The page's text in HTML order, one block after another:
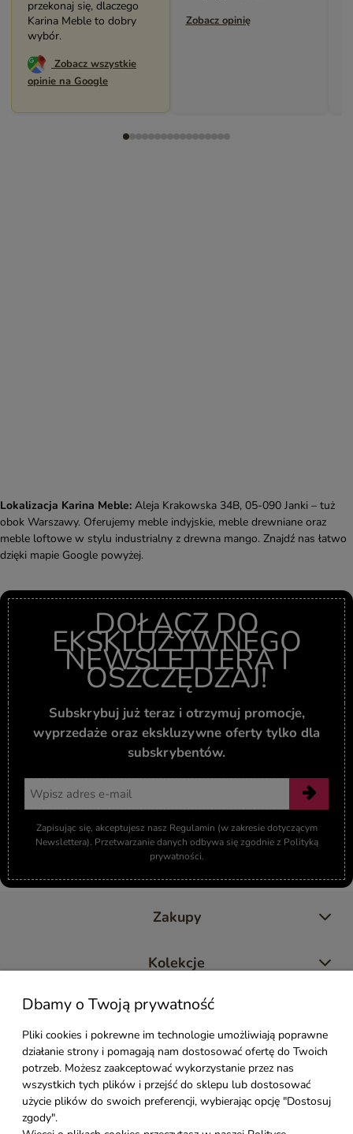
przekonaj się, dlaczego
Karina Meble to dobry
wybór.
Zobacz wszystkie
opinie na Google
Zobacz opinię
Lokalizacja Karina Meble: Aleja Krakowska 34B, 05-090 Janki – tuż
obok Warszawy. Oferujemy meble indyjskie, meble drewniane oraz
meble loftowe w stylu industrialny z drewna mango. Znajdź nas łatwo
dzięki mapie Google powyżej.
DOŁĄCZ DO
EKSKLUZYWNEGO
NEWSLETTERA I
OSZCZĘDZAJ!
Subskrybuj już teraz i otrzymuj promocje,
wyprzedaże oraz ekskluzywne oferty tylko dla
subskrybentów.
Zapisując się, akceptujesz nasz Regulamin (w zakresie dotyczącym
Newslettera). Przetwarzanie danych odbywa się zgodnie z Polityką
prywatności.
Zakupy
Kolekcje
Moje konto
Pomoc
Styl Mebli
Dbamy o Twoją prywatność
Pliki cookies i pokrewne im technologie umożliwiają poprawne
działanie strony i pomagają nam dostosować ofertę do Twoich
potrzeb. Możesz zaakceptować wykorzystanie przez nas
wszystkich tych plików i przejść do sklepu lub dostosować
użycie plików do swoich preferencji, wybierając opcję "Dostosuj
zgody".